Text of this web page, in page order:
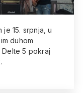
15. srpnja, u
duhom
5 pokraj